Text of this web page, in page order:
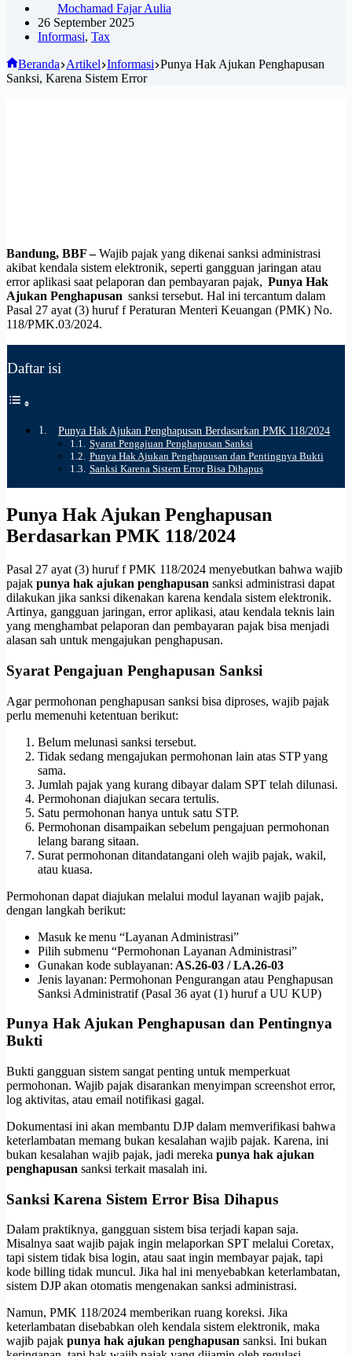
Mochamad Fajar Aulia
26 September 2025
Informasi, Tax
Beranda Artikel Informasi Punya Hak Ajukan Penghapusan
Sanksi, Karena Sistem Error
Bandung, BBF –Wajib pajak yang dikenai sanksi administrasi
akibat kendala sistem elektronik, seperti gangguan jaringan atau
error aplikasi saat pelaporan dan pembayaran pajak, Punya Hak
Ajukan Penghapusan sanksi tersebut. Hal ini tercantum dalam
Pasal 27 ayat (3) huruf f Peraturan Menteri Keuangan (PMK) No.
118/PMK.03/2024.
Daftar isi
Punya Hak Ajukan Penghapusan Berdasarkan PMK 118/2024
Syarat Pengajuan Penghapusan Sanksi
Punya Hak Ajukan Penghapusan dan Pentingnya Bukti
Sanksi Karena Sistem Error Bisa Dihapus
Punya Hak Ajukan Penghapusan
Berdasarkan PMK 118/2024
Pasal 27 ayat (3) huruf f PMK 118/2024 menyebutkan bahwa wajib
pajak punya hak ajukan penghapusan sanksi administrasi dapat
dilakukan jika sanksi dikenakan karena kendala sistem elektronik.
Artinya, gangguan jaringan, error aplikasi, atau kendala teknis lain
yang menghambat pelaporan dan pembayaran pajak bisa menjadi
alasan sah untuk mengajukan penghapusan.
Syarat Pengajuan Penghapusan Sanksi
Agar permohonan penghapusan sanksi bisa diproses, wajib pajak
perlu memenuhi ketentuan berikut:
Belum melunasi sanksi tersebut.
Tidak sedang mengajukan permohonan lain atas STP yang
sama.
Jumlah pajak yang kurang dibayar dalam SPT telah dilunasi.
Permohonan diajukan secara tertulis.
Satu permohonan hanya untuk satu STP.
Permohonan disampaikan sebelum pengajuan permohonan
lelang barang sitaan.
Surat permohonan ditandatangani oleh wajib pajak, wakil,
atau kuasa.
Permohonan dapat diajukan melalui modul layanan wajib pajak,
dengan langkah berikut:
Masuk ke menu “Layanan Administrasi”
Pilih submenu “Permohonan Layanan Administrasi”
Gunakan kode sublayanan: AS.26-03 / LA.26-03
Jenis layanan: Permohonan Pengurangan atau Penghapusan
Sanksi Administratif (Pasal 36 ayat (1) huruf a UU KUP)
Punya Hak Ajukan Penghapusan dan Pentingnya
Bukti
Bukti gangguan sistem sangat penting untuk memperkuat
permohonan. Wajib pajak disarankan menyimpan screenshot error,
log aktivitas, atau email notifikasi gagal.
Dokumentasi ini akan membantu DJP dalam memverifikasi bahwa
keterlambatan memang bukan kesalahan wajib pajak. Karena, ini
bukan kesalahan wajib pajak, jadi mereka punya hak ajukan
penghapusan sanksi terkait masalah ini.
Sanksi Karena Sistem Error Bisa Dihapus
Dalam praktiknya, gangguan sistem bisa terjadi kapan saja.
Misalnya saat wajib pajak ingin melaporkan SPT melalui Coretax,
tapi sistem tidak bisa login, atau saat ingin membayar pajak, tapi
kode billing tidak muncul. Jika hal ini menyebabkan keterlambatan,
sistem DJP akan otomatis mengenakan sanksi administrasi.
Namun, PMK 118/2024 memberikan ruang koreksi. Jika
keterlambatan disebabkan oleh kendala sistem elektronik, maka
wajib pajak punya hak ajukan penghapusan sanksi. Ini bukan